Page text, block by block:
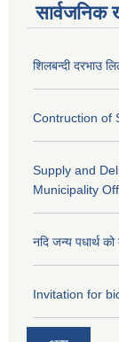
सार्वजनिक
शिलबन्दी दरभाउ
Contruction of
Supply and
Municipality
नदि जन्य पधार्थ
Invitation for